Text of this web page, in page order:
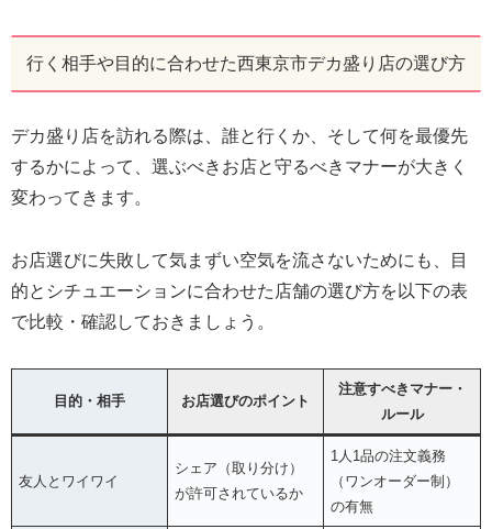
行く相手や目的に合わせた西東京市デカ盛り店の選び方
デカ盛り店を訪れる際は、誰と行くか、そして何を最優先
するかによって、選ぶべきお店と守るべきマナーが大きく
変わってきます。
お店選びに失敗して気まずい空気を流さないためにも、目
的とシチュエーションに合わせた店舗の選び方を以下の表
で比較・確認しておきましょう。
目的・相手 お店選びのポイント
注意すべきマナー・
ルール
友人とワイワイ
シェア（取り分け）
が許可されているか
1人1品の注文義務
（ワンオーダー制）
の有無